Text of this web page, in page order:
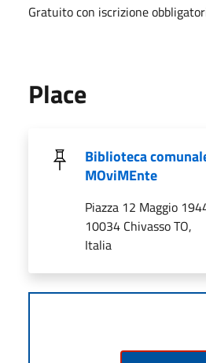
Gratuito con iscrizione
Place
Biblioteca
MOviMEnte
Piazza 12 Maggio
10034 Chivasso TO,
Italia